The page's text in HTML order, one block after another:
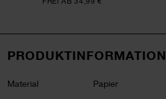
PRODUKTINFORMATION
Material Papier